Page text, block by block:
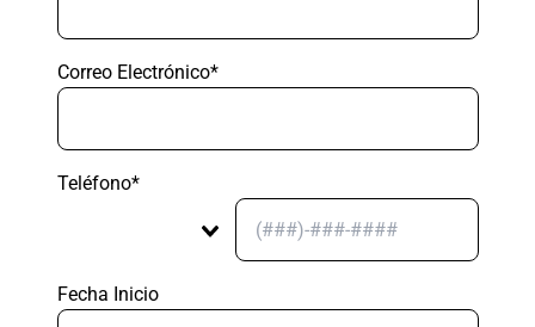
Correo Electrónico*
Teléfono*
Fecha Inicio